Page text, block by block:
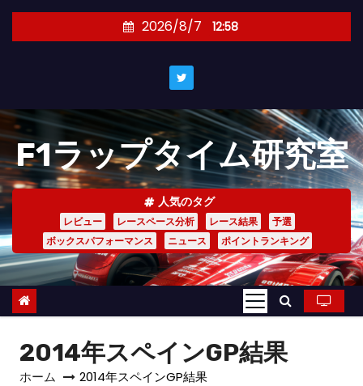
キ
ッ
プ
2026/8/7 12:58
F1ラップタイム研究室
人気のタグ
レビュー レースペース分析 レース結果
予選
ボックスパフォーマンス
ニュース ポイントランキング
2014年スペインGP結果
ホーム 2014年スペインGP結果